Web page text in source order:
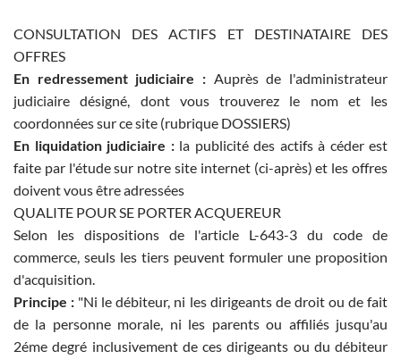
CONSULTATION DES ACTIFS ET DESTINATAIRE DES
OFFRES
En redressement judiciaire : Auprès de l'administrateur
judiciaire désigné, dont vous trouverez le nom et les
coordonnées sur ce site (rubrique DOSSIERS)
En liquidation judiciaire :la publicité des actifs à céder est
faite par l'étude sur notre site internet (ci-après) et les offres
doivent vous être adressées
QUALITE POUR SE PORTER ACQUEREUR
Selon les dispositions de l'article L-643-3 du code de
commerce, seuls les tiers peuvent formuler une proposition
d'acquisition.
Principe : "Ni le débiteur, ni les dirigeants de droit ou de fait
de la personne morale, ni les parents ou affiliés jusqu'au
2éme degré inclusivement de ces dirigeants ou du débiteur